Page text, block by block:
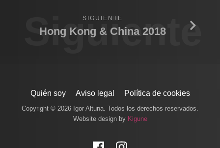
Siguiente
SIGUIENTE
Hong Kong & China 2018
Quién soy Aviso legal Política de cookies
Copyright © 2026 Igor Altuna. Todos los derechos reservados.
Website design by Kigune